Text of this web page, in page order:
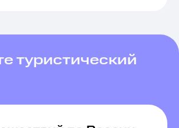
туристический